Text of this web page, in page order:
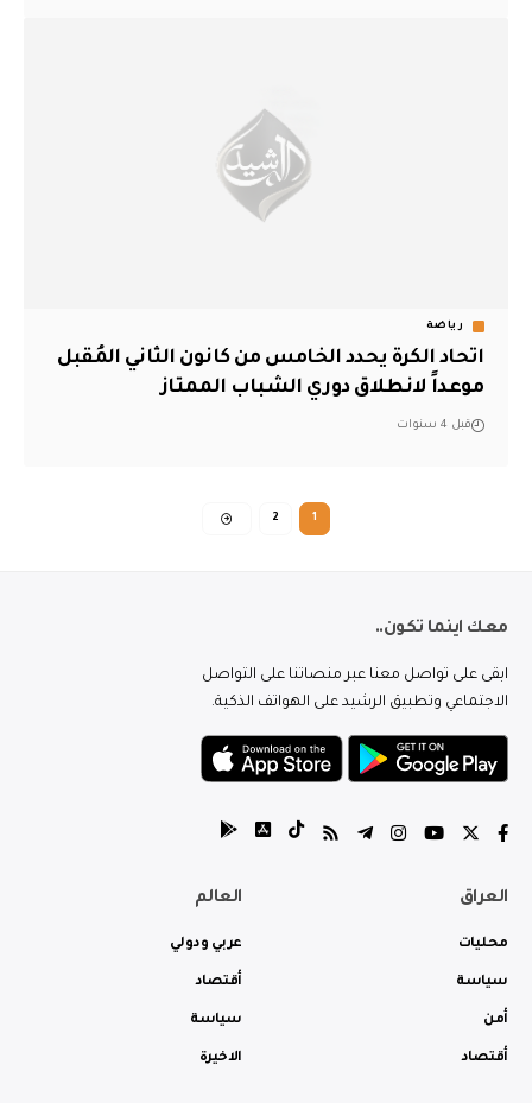
رياضة
اتحاد الكرة يحدد الخامس من كانون الثاني المُقبل
موعداً لانطلاق دوري الشباب الممتاز
قبل 4 سنوات
1
2
معك اينما تكون..
ابقى على تواصل معنا عبر منصاتنا على التواصل
الاجتماعي وتطبيق الرشيد على الهواتف الذكية.
العراق
محليات
سياسة
أمن
أقتصاد
العالم
عربي ودولي
أقتصاد
سياسة
الاخيرة